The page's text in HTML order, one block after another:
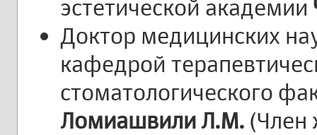
эстетической академии
Доктор медицинских
кафедрой
стоматологического
Ломиашвили Л.М.